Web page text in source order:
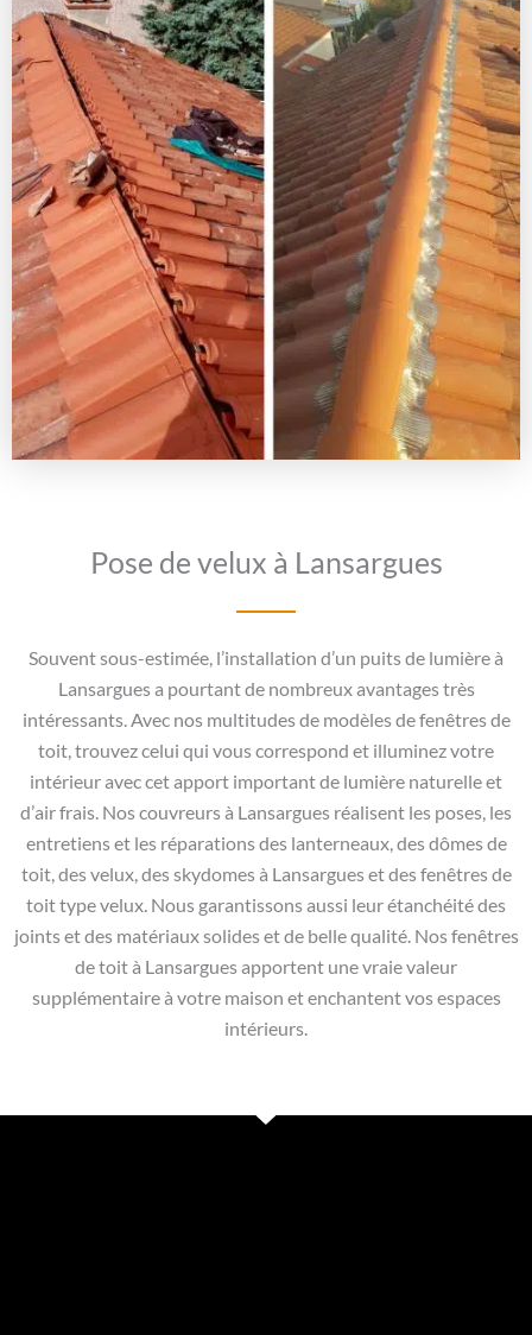
Pose de velux à Lansargues
Souvent sous-estimée, l’installation d’un puits de lumière à
Lansargues a pourtant de nombreux avantages très
intéressants. Avec nos multitudes de modèles de fenêtres de
toit, trouvez celui qui vous correspond et illuminez votre
intérieur avec cet apport important de lumière naturelle et
d’air frais. Nos couvreurs à Lansargues réalisent les poses, les
entretiens et les réparations des lanterneaux, des dômes de
toit, des velux, des skydomes à Lansargues et des fenêtres de
toit type velux. Nous garantissons aussi leur étanchéité des
joints et des matériaux solides et de belle qualité. Nos fenêtres
de toit à Lansargues apportent une vraie valeur
supplémentaire à votre maison et enchantent vos espaces
intérieurs.